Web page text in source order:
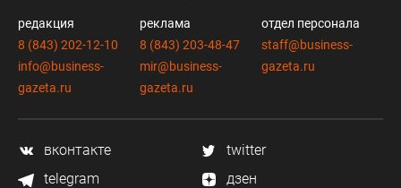
редакция
8 (843) 202-12-10
info@business-
gazeta.ru
реклама
8 (843) 203-48-47
mir@business-
gazeta.ru
отдел персонала
staff@business-
gazeta.ru
вконтакте
twitter
telegram
дзен